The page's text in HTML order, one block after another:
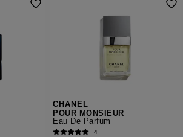
CHANEL
POUR MONSIEUR
Eau De Parfum
4